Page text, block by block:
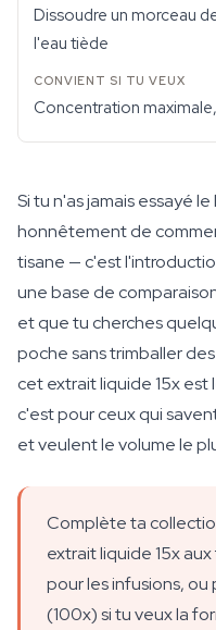
Dissoudre un morceau
l'eau tiède
Concentration
Si tu n'as jamais essayé
honnêtement de
tisane — c'est
une base de
et que tu cherches
poche sans trimballer
cet extrait liquide 15x est
c'est pour ceux qui
et veulent le volume le
Complète ta
extrait liquide 15x
pour les infusions, ou
(100x) si tu veux la